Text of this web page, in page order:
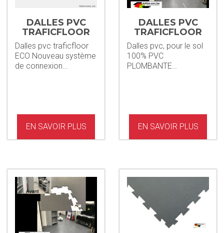
DALLES PVC
TRAFICFLOOR
ECO 7MM
Dalles pvc traficfloor
ECO Nouveau système
de connexion…
EN SAVOIR PLUS
DALLES PVC
TRAFICFLOOR
7MM + STAINP
Dalles pvc, pour le sol
100% PVC
PLOMBANTE…
EN SAVOIR PLUS